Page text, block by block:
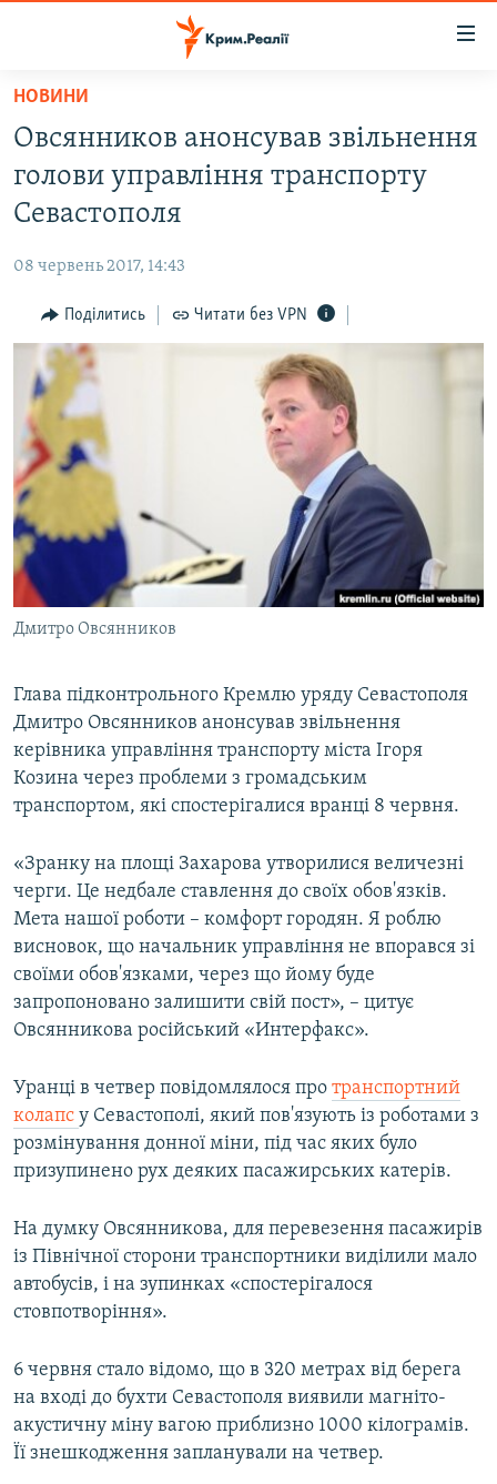
Перейти
основного
матеріалу
Перейти
до
основної
навігації
Перейти
до
пошуку
ВІДЕО ТА ФОТО
БЛОГИ
ПОГЛЯД
ІНТЕРВ'Ю
ВСЕ ЗА ДЕНЬ
СПЕЦПРОЕКТИ
ДЕПОРТАЦІЯ
ВІДЕОУРОКИ «ELIFBE»
СВІДЧЕННЯ ОКУПАЦІЇ
УКРАЇНСЬКА ПРОБЛЕМА КРИМУ
ІНФОГРАФІКА
ЯК ОБІЙТИ БЛОКУВАННЯ
Русский
Qırımtatar
ДОЛУЧАЙСЯ!
Усі сайти RFE/RL
НОВИНИ
Овсянников анонсував звільнення
голови управління транспорту
Севастополя
08 червень 2017, 14:43
Поділитись Читати без VPN
Дмитро Овсянников
Глава підконтрольного Кремлю уряду Севастополя
Дмитро Овсянников анонсував звільнення
керівника управління транспорту міста Ігоря
Козина через проблеми з громадським
транспортом, які спостерігалися вранці 8 червня.
«Зранку на площі Захарова утворилися величезні
черги. Це недбале ставлення до своїх обов'язків.
Мета нашої роботи – комфорт городян. Я роблю
висновок, що начальник управління не впорався зі
своїми обов'язками, через що йому буде
запропоновано залишити свій пост», – цитує
Овсянникова російський «Интерфакс».
Уранці в четвер повідомлялося про транспортний
колапс у Севастополі, який пов'язують із роботами з
розмінування донної міни, під час яких було
призупинено рух деяких пасажирських катерів.
На думку Овсянникова, для перевезення пасажирів
із Північної сторони транспортники виділили мало
автобусів, і на зупинках «спостерігалося
стовпотворіння».
6 червня стало відомо, що в 320 метрах від берега
на вході до бухти Севастополя виявили магніто-
акустичну міну вагою приблизно 1000 кілограмів.
Її знешкодження запланували на четвер.